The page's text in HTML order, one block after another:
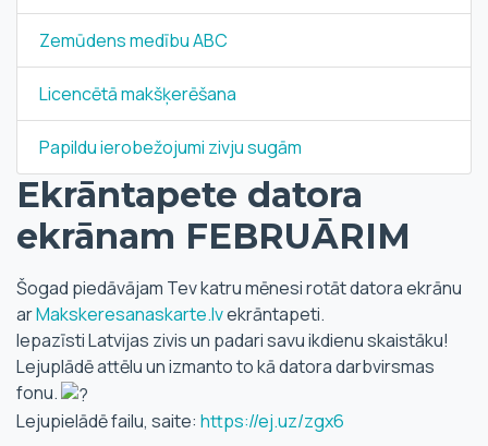
Zemūdens medību ABC
Licencētā makšķerēšana
Papildu ierobežojumi zivju sugām
Ekrāntapete datora
ekrānam FEBRUĀRIM
Šogad piedāvājam Tev katru mēnesi rotāt datora ekrānu
arMakskeresanaskarte.lvekrāntapeti.
Iepazīsti Latvijas zivis un padari savu ikdienu skaistāku!
Lejuplādē attēlu un izmanto to kā datora darbvirsmas
fonu.
Lejupielādē failu, saite: https://ej.uz/zgx6